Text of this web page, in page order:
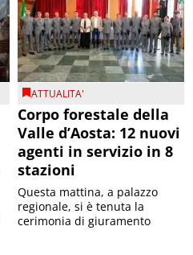
ATTUALITA'
Corpo forestale della
Valle d’Aosta: 12 nuovi
agenti in servizio in 8
stazioni
Questa mattina, a palazzo
regionale, si è tenuta la
cerimonia di giuramento